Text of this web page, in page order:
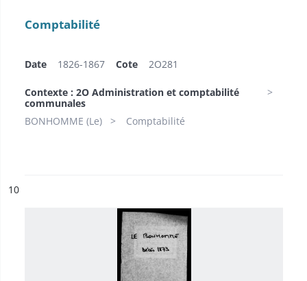
Comptabilité
Date 1826-1867 Cote 2O281
Contexte : 2O Administration et comptabilité
communales
BONHOMME (Le)
Comptabilité
n°
10